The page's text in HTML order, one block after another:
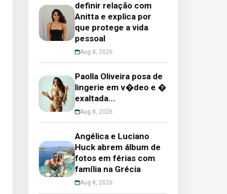
definir relação com
Anitta e explica por
que protege a vida
pessoal
Aug 8, 2026
Paolla Oliveira posa de
lingerie em v�deo e �
exaltada...
Aug 8, 2026
Angélica e Luciano
Huck abrem álbum de
fotos em férias com
família na Grécia
Aug 8, 2026